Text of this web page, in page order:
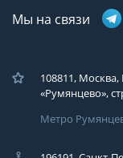
Мы на связи
108811,
«Румянцево»,
Метро